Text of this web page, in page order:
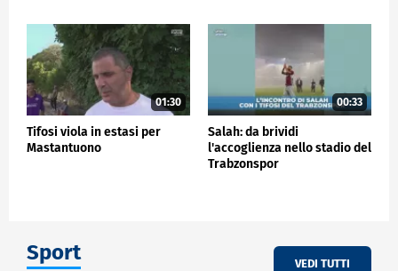
01:30
Tifosi viola in estasi per
Mastantuono
00:33
Salah: da brividi
l'accoglienza nello stadio del
Trabzonspor
Sport VEDI TUTTI